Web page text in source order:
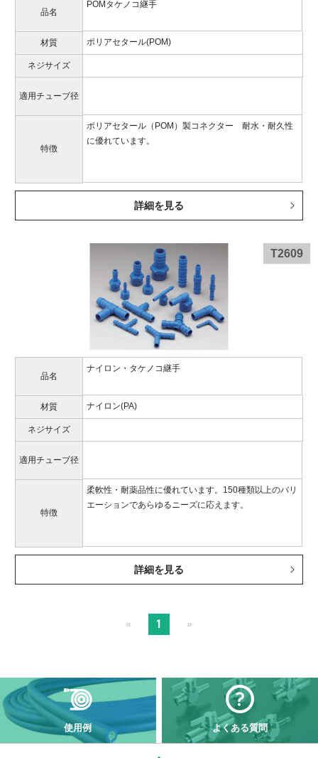
品名
POMタケノコ継手
材質 ポリアセタール(POM)
ネジサイズ
適用チューブ径
特徴
ポリアセタール（POM）製コネクター 耐水・耐久性
に優れています。
詳細を見る
T2609
品名
ナイロン・タケノコ継手
材質 ナイロン(PA)
ネジサイズ
適用チューブ径
特徴
柔軟性・耐薬品性に優れています。150種類以上のバリ
エーションであらゆるニーズに応えます。
詳細を見る
« 1 »
使用例 よくある質問